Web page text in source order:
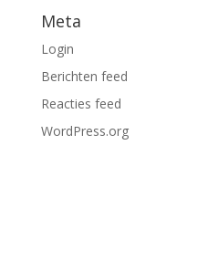
Meta
Login
Berichten feed
Reacties feed
WordPress.org